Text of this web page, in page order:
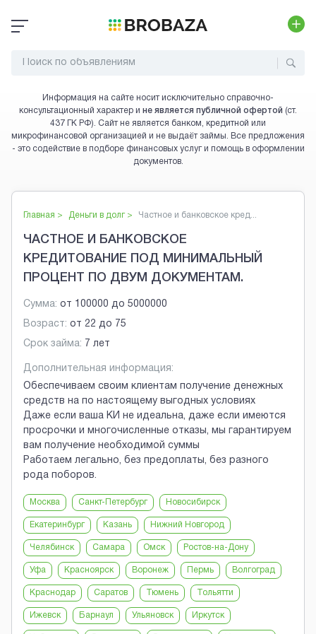
Информация на сайте носит исключительно справочно-
консультационный характер и не является публичной офертой (ст.
437 ГК РФ). Сайт не является банком, кредитной или
микрофинансовой организацией и не выдаёт займы. Все предложения
- это содействие в подборе финансовых услуг и помощь в оформлении
документов.
Главная > Деньги в долг> Частное и банковское кред...
ЧАСТНОЕ И БАНКОВСКОЕ
КРЕДИТОВАНИЕ ПОД МИНИМАЛЬНЫЙ
ПРОЦЕНТ ПО ДВУМ ДОКУМЕНТАМ.
Сумма: от 100000 до 5000000
Возраст: от 22 до 75
Срок займа: 7 лет
Дополнительная информация:
Обеспечиваем своим клиентам получение денежных
средств на по настоящему выгодных условиях
Даже если ваша КИ не идеальна, даже если имеются
просрочки и многочисленные отказы, мы гарантируем
вам получение необходимой суммы
Работаем легально, без предоплаты, без разного
рода поборов.
Москва Санкт-Петербург Новосибирск
Екатеринбург Казань Нижний Новгород
Челябинск Самара Омск Ростов-на-Дону
Уфа Красноярск Воронеж Пермь Волгоград
Краснодар Саратов Тюмень Тольятти
Ижевск Барнаул Ульяновск Иркутск